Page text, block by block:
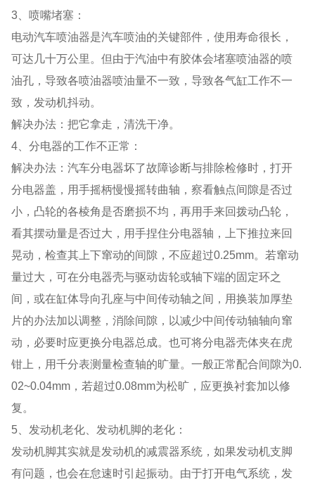
3、喷嘴堵塞：
电动汽车喷油器是汽车喷油的关键部件，使用寿命很长，
可达几十万公里。但由于汽油中有胶体会堵塞喷油器的喷
油孔，导致各喷油器喷油量不一致，导致各气缸工作不一
致，发动机抖动。
解决办法：把它拿走，清洗干净。
4、分电器的工作不正常：
解决办法：汽车分电器坏了故障诊断与排除检修时，打开
分电器盖，用手摇柄慢慢摇转曲轴，察看触点间隙是否过
小，凸轮的各棱角是否磨损不均，再用手来回拨动凸轮，
看其摆动量是否过大，用手捏住分电器轴，上下推拉来回
晃动，检查其上下窜动的间隙，不应超过0.25mm。若窜动
量过大，可在分电器壳与驱动齿轮或轴下端的固定环之
间，或在缸体导向孔座与中间传动轴之间，用换装加厚垫
片的办法加以调整，消除间隙，以减少中间传动轴轴向窜
动，必要时应更换分电器总成。也可将分电器壳体夹在虎
钳上，用千分表测量检查轴的旷量。一般正常配合间隙为0.
02~0.04mm，若超过0.08mm为松旷，应更换衬套加以修
复。
5、发动机老化、发动机脚的老化：
发动机脚其实就是发动机的减震器系统，如果发动机支脚
有问题，也会在怠速时引起振动。由于打开电气系统，发